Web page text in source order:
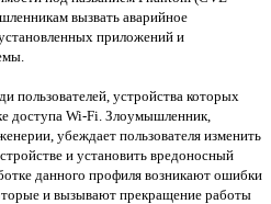
вызвать аварийное
приложений и
пользователей, устройства которых
доступа Wi-Fi. Злоумышленник,
убеждает пользователя изменить
и установить вредоносный
данного профиля возникают ошибки
и вызывают прекращение работы